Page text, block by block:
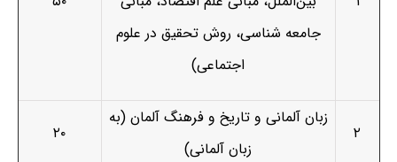
جامعه‎ شناسی، روش تحقیق در علوم
اجتماعی)
۲
زبان آلمانی و تاریخ و فرهنگ آلمان (به
زبان آلمانی)
۲۰